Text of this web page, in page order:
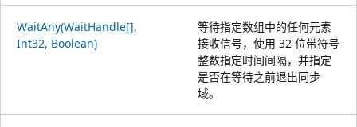
WaitAny(WaitHandle[],
Int32, Boolean)
等待指定数组中的任何元素
接收信号，使用 32 位带符号
整数指定时间间隔，并指定
是否在等待之前退出同步
域。